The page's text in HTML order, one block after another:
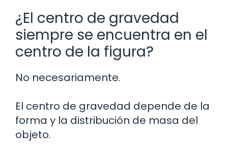
¿El centro de gravedad
siempre se encuentra en el
centro de la figura?
No necesariamente.
El centro de gravedad depende de la
forma y la distribución de masa del
objeto.